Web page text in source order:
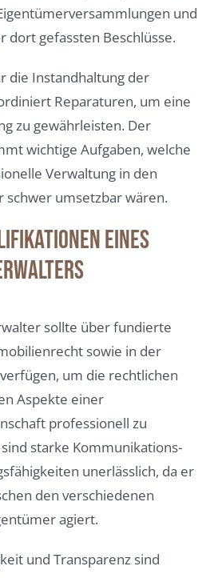
und
dort gefassten Beschlüsse.
die Instandhaltung der
Reparaturen, um eine
zu gewährleisten. Der
wichtige Aufgaben, welche
Verwaltung in den
schwer umsetzbar wären.
eines
sollte über fundierte
sowie in der
um die rechtlichen
Aspekte einer
professionell zu
starke Kommunikations-
unerlässlich, da er
den verschiedenen
agiert.
und Transparenz sind